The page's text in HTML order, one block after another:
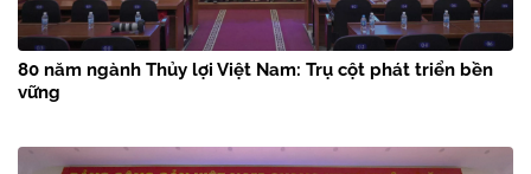
80 năm ngành Thủy lợi Việt Nam: Trụ cột phát triển bền
vững